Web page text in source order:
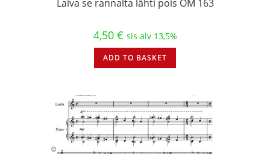
Laiva se rannalta lähti pois OM 163
4,50 € sis alv 13,5%
ADD TO BASKET